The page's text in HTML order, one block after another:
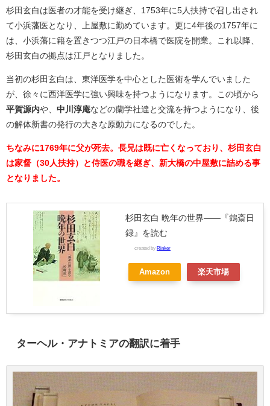
杉田玄白は医者の才能を受け継ぎ、1753年に5人扶持で召し出され
て小浜藩医となり、上屋敷に勤めています。更に4年後の1757年に
は、小浜藩に籍を置きつつ江戸の日本橋で医院を開業。これ以降、
杉田玄白の拠点は江戸となりました。
当初の杉田玄白は、東洋医学を中心とした医術を学んでいました
が、徐々に西洋医学に強い興味を持つようになります。この頃から
平賀源内や、 中川淳庵などの蘭学社達と交流を持つようになり、後
の解体新書の発行の大きな原動力になるのでした。
ちなみに1769年に父が死去。長兄は既に亡くなっており、杉田玄白
は家督（30人扶持）と侍医の職を継ぎ、新大橋の中屋敷に詰める事
となりました。
杉田玄白 晩年の世界――『鷧斎日
録』を読む
created by Rinker
Amazon 楽天市場
ターヘル・アナトミアの翻訳に着手